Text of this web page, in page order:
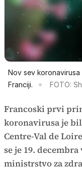
Nov sev
Franciji.
FOTO:
Francoski prvi
koronavirusa je
Centre-Val de
se je 19.
ministrstvo za